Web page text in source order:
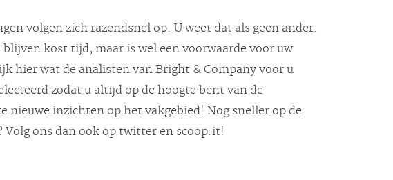
volgen zich razendsnel op. U weet dat als geen ander.
kost tijd, maar is wel een voorwaarde voor uw
hier wat de analisten van Bright & Company voor u
zodat u altijd op de hoogte bent van de
nieuwe inzichten op het vakgebied! Nog sneller op de
Volg ons dan ook op twitter en scoop.it!